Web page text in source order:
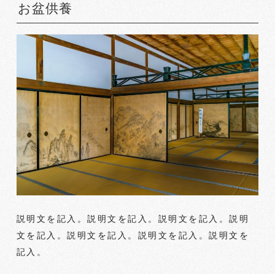
お盆供養
説明文を記入。説明文を記入。説明文を記入。説明
文を記入。説明文を記入。説明文を記入。説明文を
記入。